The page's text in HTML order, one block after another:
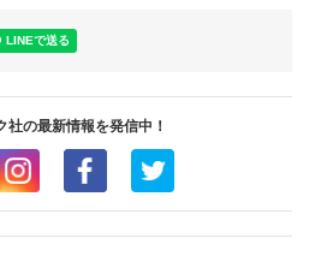
社の最新情報を発信中！